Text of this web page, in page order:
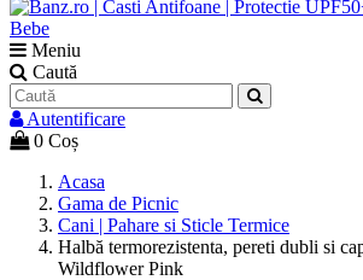
Meniu
Caută
Autentificare
0 Coș
Acasa
Gama de Picnic
Cani | Pahare si Sticle Termice
Halbă termorezistenta, pereti dubli si
Wildflower Pink